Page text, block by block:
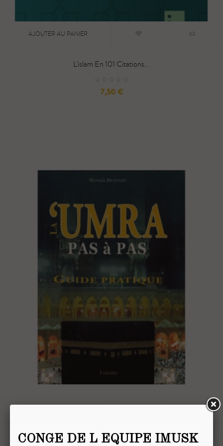
AJOUTER AU PANIER
L'islam En 101 Citations...
Prix
7,50 €
La 'umra Pas À Pas. Guide...
CONGE DE L EQUIPE IMUSK